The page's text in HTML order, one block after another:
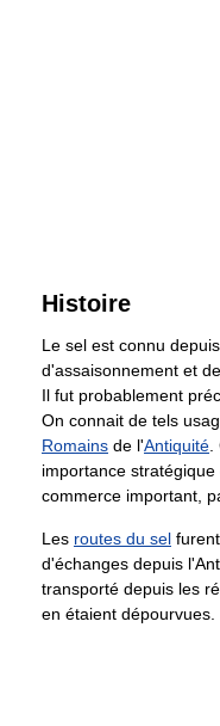
Histoire
Le sel est connu
d'assaisonnement et
Il fut probablement
On connait de tels
Romains de l'Antiquité
importance
commerce important,
Les routes du sel
d'échanges depuis
transporté depuis les
en étaient dépourvues.